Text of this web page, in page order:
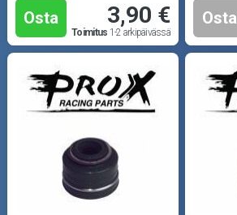
Osta 3,90 €
Toimitus 1-2 arkipäivässä
Osta